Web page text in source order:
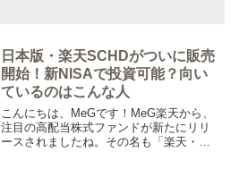
日本版・楽天SCHDがついに販売
開始！新NISAで投資可能？向い
ているのはこんな人
こんにちは、MeGです！MeG楽天から、
注目の高配当株式ファンドが新たにリリ
ースされましたね。その名も「楽天・高